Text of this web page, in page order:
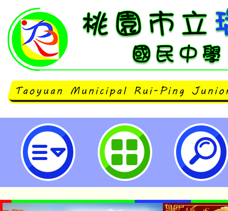
neilrpjhstyc網站設計者：徐嘉